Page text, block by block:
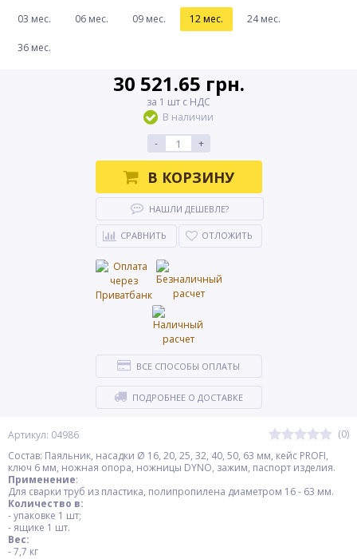
Артикул: 04986
(0)
Состав: Паяльник, насадки Ø 16, 20, 25, 32, 40, 50, 63 мм, кейс PROFI,
ключ 6 мм, ножная опора, ножницы DYNO, зажим, паспорт изделия.
Применение:
Для сварки труб из пластика, полипропилена диаметром 16 - 63 мм.
Количество в:
- упаковке 1 шт;
- ящике 1 шт.
Вес:
- 7,7 кг
03 мес. 06 мес. 09 мес. 12 мес. 24 мес.
36 мес.
30 521.65 грн.
за 1 шт с НДС
В наличии
-
+
В КОРЗИНУ
НАШЛИ ДЕШЕВЛЕ?
СРАВНИТЬ ОТЛОЖИТЬ
ВСЕ СПОСОБЫ ОПЛАТЫ
ПОДРОБНЕЕ О ДОСТАВКЕ